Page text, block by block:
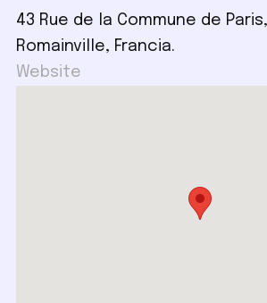
43 Rue de la Commune de
Romainville, Francia.
Website